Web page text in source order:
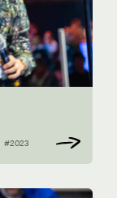
#2023